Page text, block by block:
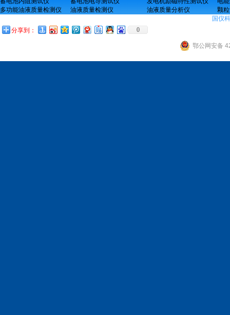
多功能油液质量检测仪
油液质量检测仪 油液质量分析仪
颗
国仪
分享到：
0
鄂公网安备